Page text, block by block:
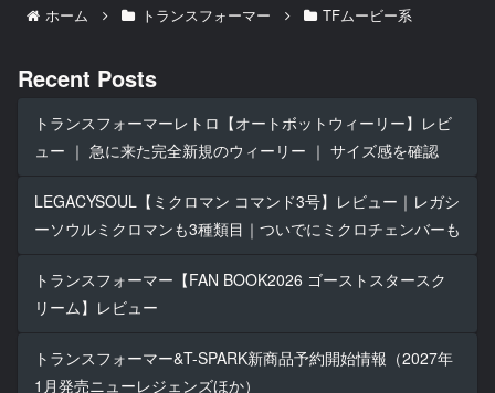
ホーム トランスフォーマー TFムービー系
Recent Posts
トランスフォーマーレトロ【オートボットウィーリー】レビ
ュー ｜ 急に来た完全新規のウィーリー ｜ サイズ感を確認
LEGACYSOUL【ミクロマン コマンド3号】レビュー｜レガシ
ーソウルミクロマンも3種類目｜ついでにミクロチェンバーも
トランスフォーマー【FAN BOOK2026 ゴーストスタースク
リーム】レビュー
トランスフォーマー&T-SPARK新商品予約開始情報（2027年
1月発売ニューレジェンズほか）